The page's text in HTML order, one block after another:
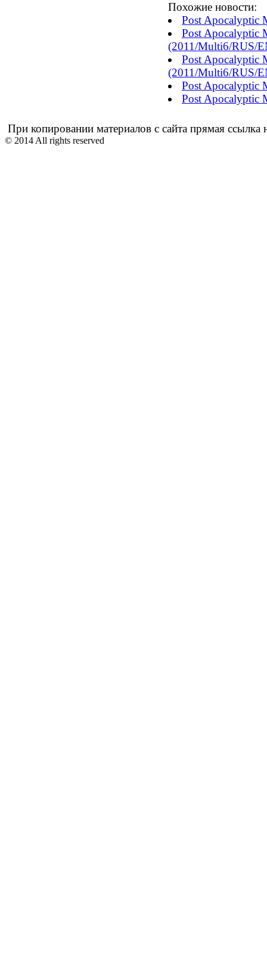
Похожие новости:
Post Apocalyptic
Post Apocalyptic
(2011/Multi6/RUS/
Post Apocalyptic
(2011/Multi6/RUS/
Post Apocalyptic
Post Apocalyptic
При копировании материалов с сайта прямая ссылка
© 2014 All rights reserved